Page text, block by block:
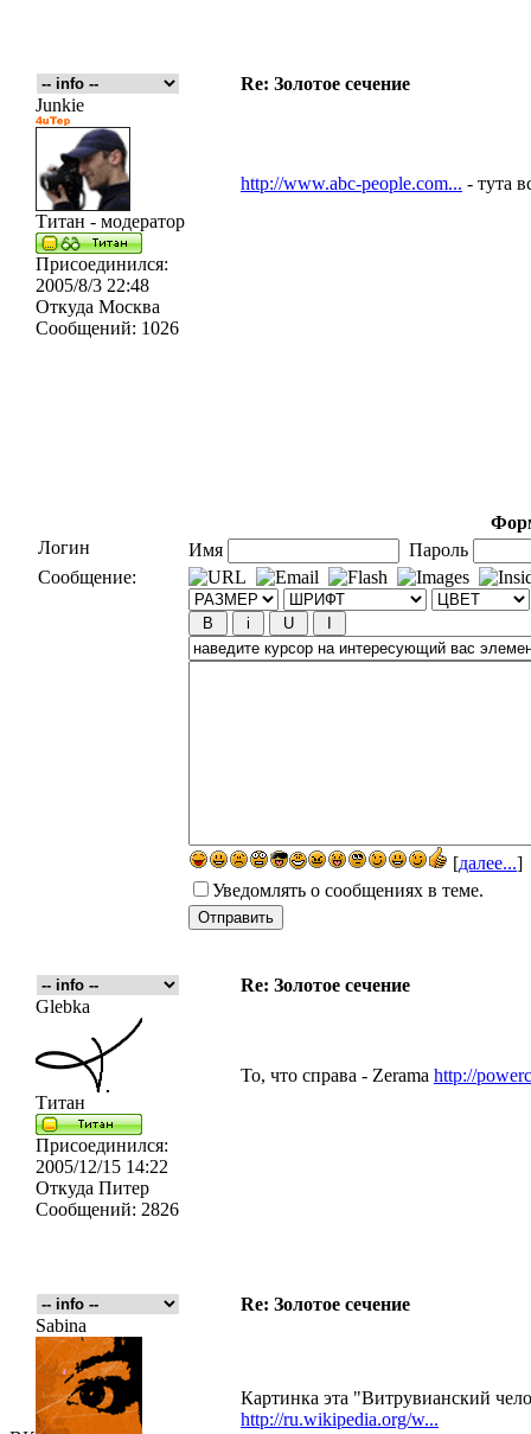
Re: Золотое сечение
Junkie
Титан - модератор
Присоединился:
2005/8/3 22:48
Откуда Москва
Сообщений: 1026
http://www.abc-people.com... - тута
Re: Золотое сечение
Glebka
Титан
Присоединился:
2005/12/15 14:22
Откуда Питер
Сообщений: 2826
То, что справа - Zerama http://
Re: Золотое сечение
Sabina
Картинка эта "Витрувианский
http://ru.wikipedia.org/w...
Логин
Имя
Пароль
Сообщение:
[далее...]
Уведомлять о сообщениях в теме.